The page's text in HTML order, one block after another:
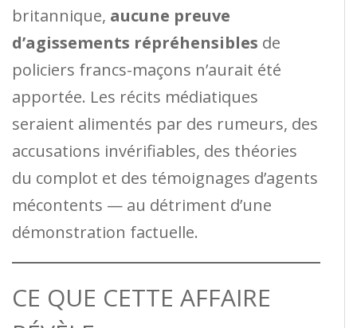
britannique, aucune preuve
d’agissements répréhensibles de
policiers francs-maçons n’aurait été
apportée. Les récits médiatiques
seraient alimentés par des rumeurs, des
accusations invérifiables, des théories
du complot et des témoignages d’agents
mécontents — au détriment d’une
démonstration factuelle.
CE QUE CETTE AFFAIRE